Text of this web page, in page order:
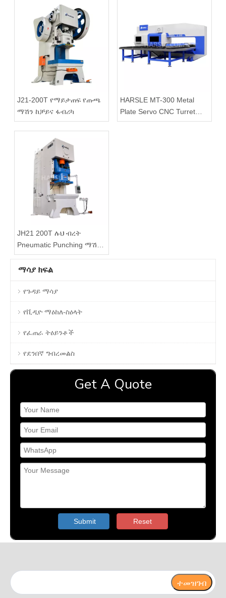
J21-200T የማይታጠፍ የጡጫ
ማሽን ከቻይና ፋብሪካ
HARSLE MT-300 Metal
Plate Servo CNC Turret
Punching ለሽያጭ
JH21 200T ሉህ ብረት
Pneumatic Punching ማሽን
ከፍተኛ ትክክለኛነትን
ማሳያ ክፍል
የጉዳይ ማሳያ
የቪዲዮ ማዕከለ-ስዕላት
የፈጠራ ትዕይንቶች
የደንበኛ ግብረመልስ
Get A Quote
Submit Reset
ተመዝገብ